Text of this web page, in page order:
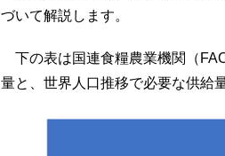
づいて解説します。
下の表は国連食糧農業機関（
量と、世界人口推移で必要な供給